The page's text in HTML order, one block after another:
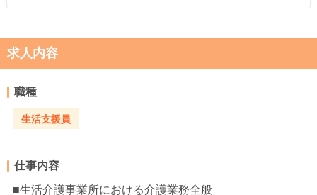
求人内容
職種
生活支援員
仕事内容
■生活介護事業所における介護業務全般